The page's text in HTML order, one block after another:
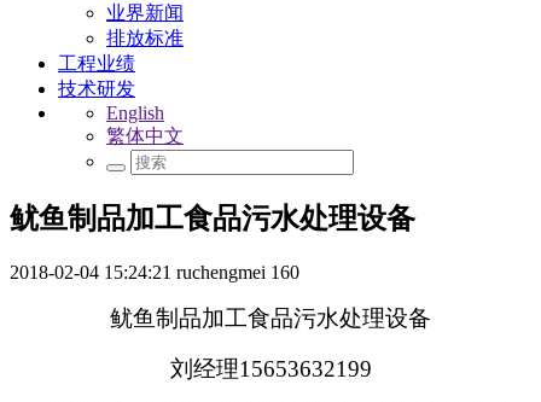
业界新闻
排放标准
工程业绩
技术研发
English
繁体中文
鱿鱼制品加工食品污水处理设备
2018-02-04 15:24:21 ruchengmei 160
鱿鱼制品加工食品污水处理设备
刘经理15653632199